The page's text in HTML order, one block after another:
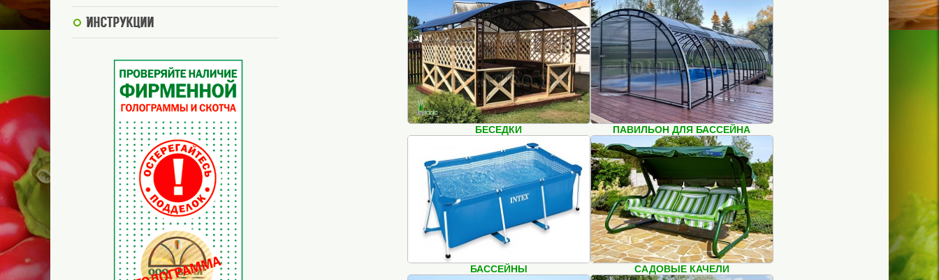
Инструкции
БЕСЕДКИ ПАВИЛЬОН ДЛЯ БАССЕЙНА
БАССЕЙНЫ САДОВЫЕ КАЧЕЛИ